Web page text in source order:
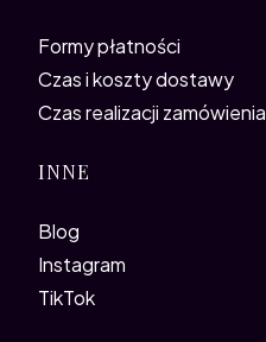
Formy płatności
Czas i koszty dostawy
Czas realizacji zamówienia
INNE
Blog
Instagram
TikTok